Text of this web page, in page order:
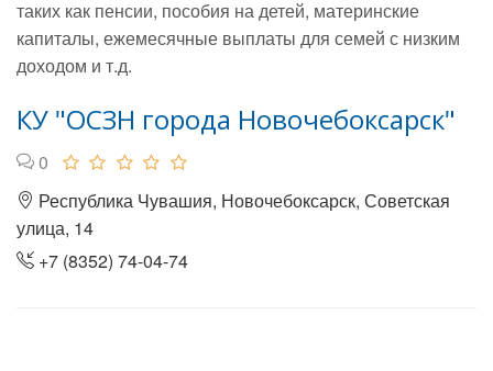
таких как пенсии, пособия на детей, материнские
капиталы, ежемесячные выплаты для семей с низким
доходом и т.д.
КУ "ОСЗН города Новочебоксарск"
0
Республика Чувашия, Новочебоксарск, Советская
улица, 14
+7 (8352) 74-04-74